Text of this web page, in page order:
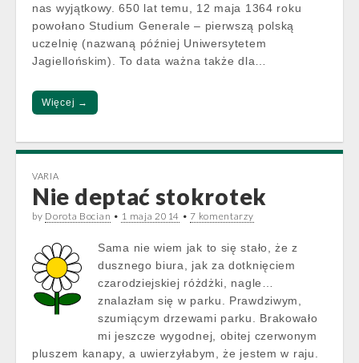
nas wyjątkowy. 650 lat temu, 12 maja 1364 roku
powołano Studium Generale – pierwszą polską
uczelnię (nazwaną później Uniwersytetem
Jagiellońskim). To data ważna także dla…
Więcej →
VARIA
Nie deptać stokrotek
by Dorota Bocian • 1 maja 2014 •7 komentarzy
Sama nie wiem jak to się stało, że z
dusznego biura, jak za dotknięciem
czarodziejskiej różdżki, nagle…
znalazłam się w parku. Prawdziwym,
szumiącym drzewami parku. Brakowało
mi jeszcze wygodnej, obitej czerwonym
pluszem kanapy, a uwierzyłabym, że jestem w raju.